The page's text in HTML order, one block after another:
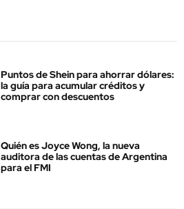
Puntos de Shein para ahorrar dólares:
la guía para acumular créditos y
comprar con descuentos
Quién es Joyce Wong, la nueva
auditora de las cuentas de Argentina
para el FMI